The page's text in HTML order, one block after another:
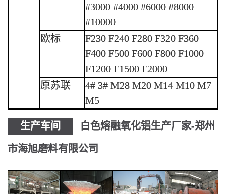
#3000 #4000 #6000 #8000
#10000
欧标
F230 F240 F280 F320 F360
F400 F500 F600 F800 F1000
F1200 F1500 F2000
原苏联
4# 3# M28 M20 M14 M10 M7
M5
生产车间 白色熔融氧化铝生产厂家-郑州
市海旭磨料有限公司